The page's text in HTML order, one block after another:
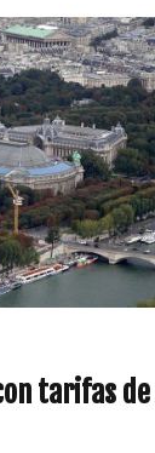
tarifas de